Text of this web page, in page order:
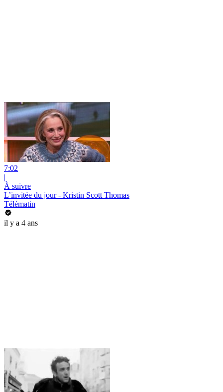
7:02
|
À suivre
L’invitée du jour - Kristin Scott Thomas
Télématin
il y a 4 ans